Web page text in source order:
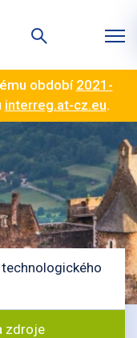
období2021-
interreg.at-cz.eu.
technologického
zdroje